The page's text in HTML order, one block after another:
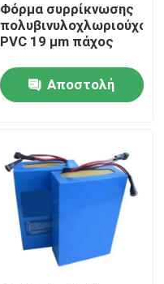
Φόρμα συρρίκνωσης
πολυβινυλοχλωριούχου
PVC 19 μm πάχος
Αποστολή